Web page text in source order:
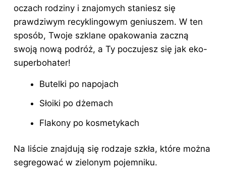
oczach rodziny i znajomych staniesz się
prawdziwym recyklingowym geniuszem. W ten
sposób, Twoje szklane opakowania zaczną
swoją nową podróż, a Ty poczujesz się jak eko-
superbohater!
Butelki po napojach
Słoiki po dżemach
Flakony po kosmetykach
Na liście znajdują się rodzaje szkła, które można
segregować w zielonym pojemniku.